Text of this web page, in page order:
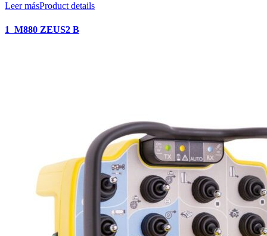
Leer másProduct details
1_M880 ZEUS2 B